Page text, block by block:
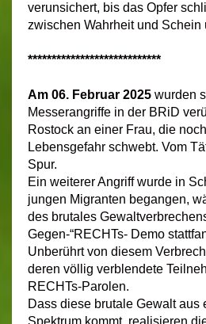
verunsichert, bis das Opfer
zwischen Wahrheit und Schein
****************************
Am 06. Februar 2025 wurden
Messerangriffe in der BRiD
Rostock an einer Frau, die
Lebensgefahr schwebt. Vom
Spur.
Ein weiterer Angriff wurde in
jungen Migranten begangen,
des brutales
Gegen-“RECHTs- Demo
Unberührt von diesem
deren völlig verblendete
RECHTs-Parolen.
Dass diese brutale Gewalt aus